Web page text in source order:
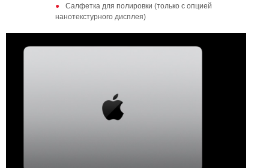
Салфетка для полировки (только с опцией
нанотекстурного дисплея)